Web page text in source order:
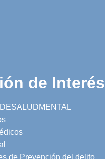
de Interés
de Prevención del delito